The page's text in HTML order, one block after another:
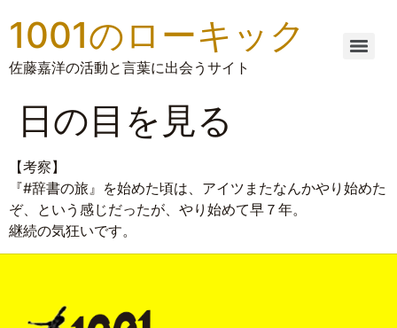
1001のローキック
佐藤嘉洋の活動と言葉に出会うサイト
日の目を見る
【考察】
『#辞書の旅』を始めた頃は、アイツまたなんかやり始めた
ぞ、という感じだったが、やり始めて早７年。
継続の気狂いです。